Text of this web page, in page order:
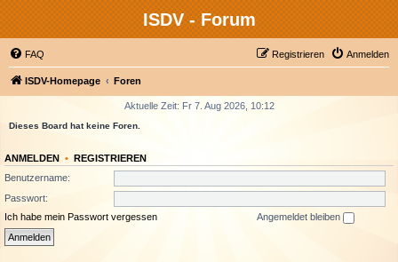
ISDV - Forum
FAQ Anmelden
Registrieren
ISDV-Homepage Foren
Aktuelle Zeit: Fr 7. Aug 2026, 10:12
Dieses Board hat keine Foren.
ANMELDEN • REGISTRIEREN
Benutzername:
Passwort:
Ich habe mein Passwort vergessen
Angemeldet bleiben